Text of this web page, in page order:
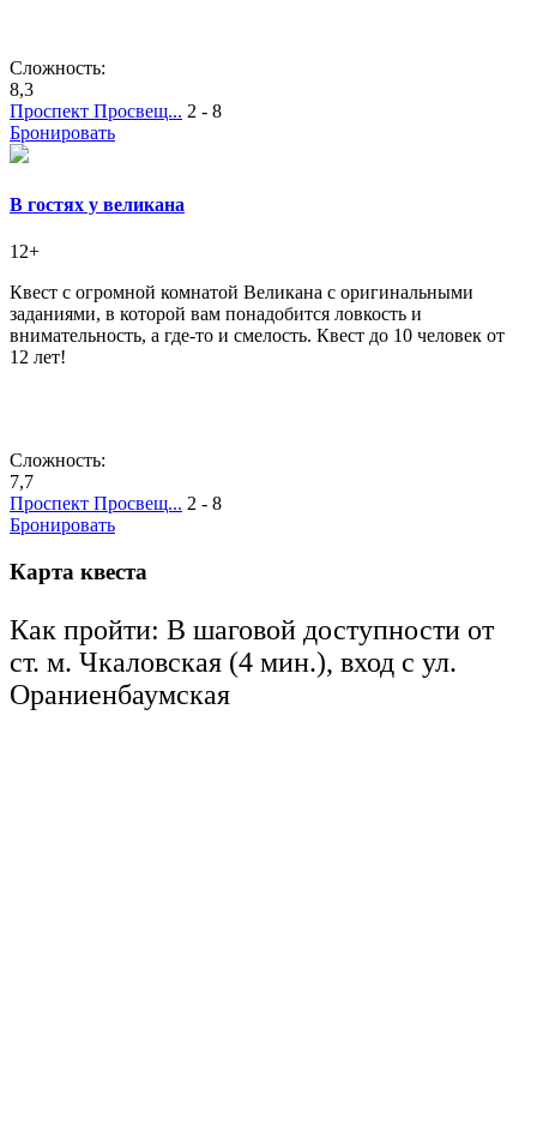
Сложность:
8,3
Проспект Просвещ... 2 - 8
Бронировать
В гостях у великана
12+
Квест с огромной комнатой Великана с оригинальными
заданиями, в которой вам понадобится ловкость и
внимательность, а где-то и смелость. Квест до 10 человек от
12 лет!
Сложность:
7,7
Проспект Просвещ... 2 - 8
Бронировать
Карта квеста
Как пройти: В шаговой доступности от
ст. м. Чкаловская (4 мин.), вход с ул.
Ораниенбаумская